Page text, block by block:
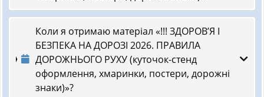
Коли я отримаю матеріал «!!! ЗДОРОВ’Я І
БЕЗПЕКА НА ДОРОЗІ 2026. ПРАВИЛА
ДОРОЖНЬОГО РУХУ (куточок-стенд
оформлення, хмаринки, постери, дорожні
знаки)»?